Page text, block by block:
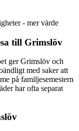
- mer värde
till Grimslöv
ger Grimslöv och
med saker att
på familjesemestern
har ofta separat